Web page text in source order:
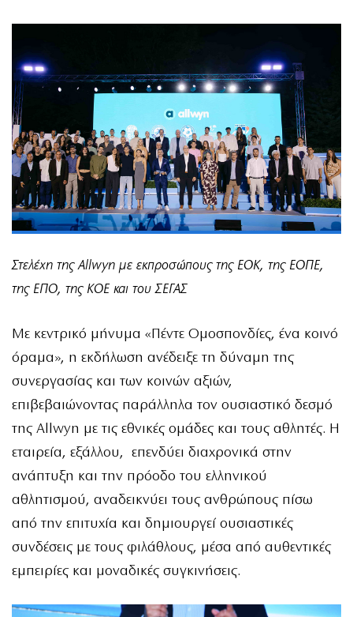
Στελέχη της Allwyn με εκπροσώπους της ΕΟΚ, της ΕΟΠΕ,
της ΕΠΟ, της ΚΟΕ και του ΣΕΓΑΣ
Με κεντρικό μήνυμα «Πέντε Ομοσπονδίες, ένα κοινό
όραμα», η εκδήλωση ανέδειξε τη δύναμη της
συνεργασίας και των κοινών αξιών,
επιβεβαιώνοντας παράλληλα τον ουσιαστικό δεσμό
της Allwyn με τις εθνικές ομάδες και τους αθλητές. Η
εταιρεία, εξάλλου, επενδύει διαχρονικά στην
ανάπτυξη και την πρόοδο του ελληνικού
αθλητισμού, αναδεικνύει τους ανθρώπους πίσω
από την επιτυχία και δημιουργεί ουσιαστικές
συνδέσεις με τους φιλάθλους, μέσα από αυθεντικές
εμπειρίες και μοναδικές συγκινήσεις.